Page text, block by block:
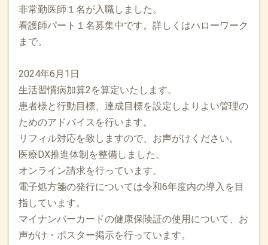
非常勤医師１名が入職しました。
看護師パート１名募集中です。詳しくはハローワーク
まで。
2024年6月1日
生活習慣病加算2を算定いたします。
患者様と行動目標、達成目標を設定しよりよい管理の
ためのアドバイスを行います。
リフィル対応を致しますので、お声がけください。
医療DX推進体制を整備しました。
オンライン請求を行っています。
電子処方箋の発行については令和6年度内の導入を目
指しています。
マイナンバーカードの健康保険証の使用について、お
声がけ・ポスター掲示を行っています。